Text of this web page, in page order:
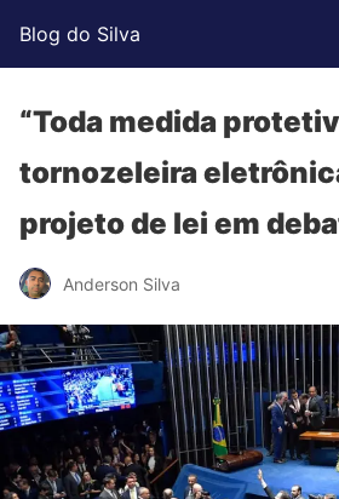
Blog do Silva
“Toda medida
tornozeleira
projeto de lei em
Anderson Silva